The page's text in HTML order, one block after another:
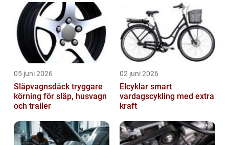
05 juni 2026
Släpvagnsdäck tryggare
körning för släp, husvagn
och trailer
02 juni 2026
Elcyklar smart
vardagscykling med extra
kraft